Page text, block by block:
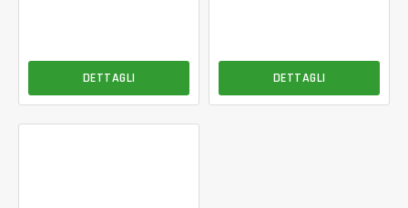
DETTAGLI DETTAGLI